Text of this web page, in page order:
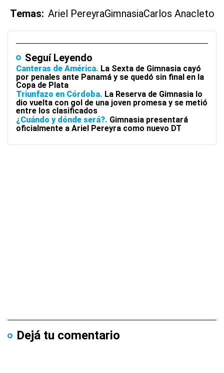
Temas: Ariel PereyraGimnasiaCarlos Anacleto
Seguí Leyendo
Canteras de América La Sexta de Gimnasia cayó
por penales ante Panamá y se quedó sin final en la
Copa de Plata
Triunfazo en Córdoba La Reserva de Gimnasia lo
dio vuelta con gol de una joven promesa y se metió
entre los clasificados
¿Cuándo y dónde será? Gimnasia presentará
oficialmente a Ariel Pereyra como nuevo DT
Dejá tu comentario